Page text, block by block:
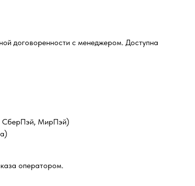
договоренности с менеджером. Доступна
СберПэй, МирПэй)
оператором.